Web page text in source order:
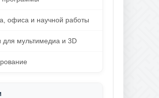
офиса и научной работы
мультимедиа и 3D